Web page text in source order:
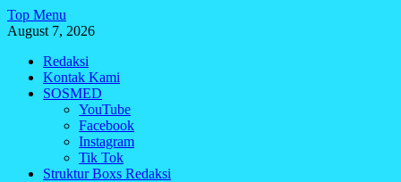
Skip
to
Top Menu
August 7, 2026
Redaksi
Kontak Kami
SOSMED
YouTube
Facebook
Instagram
Tik Tok
Struktur Boxs Redaksi